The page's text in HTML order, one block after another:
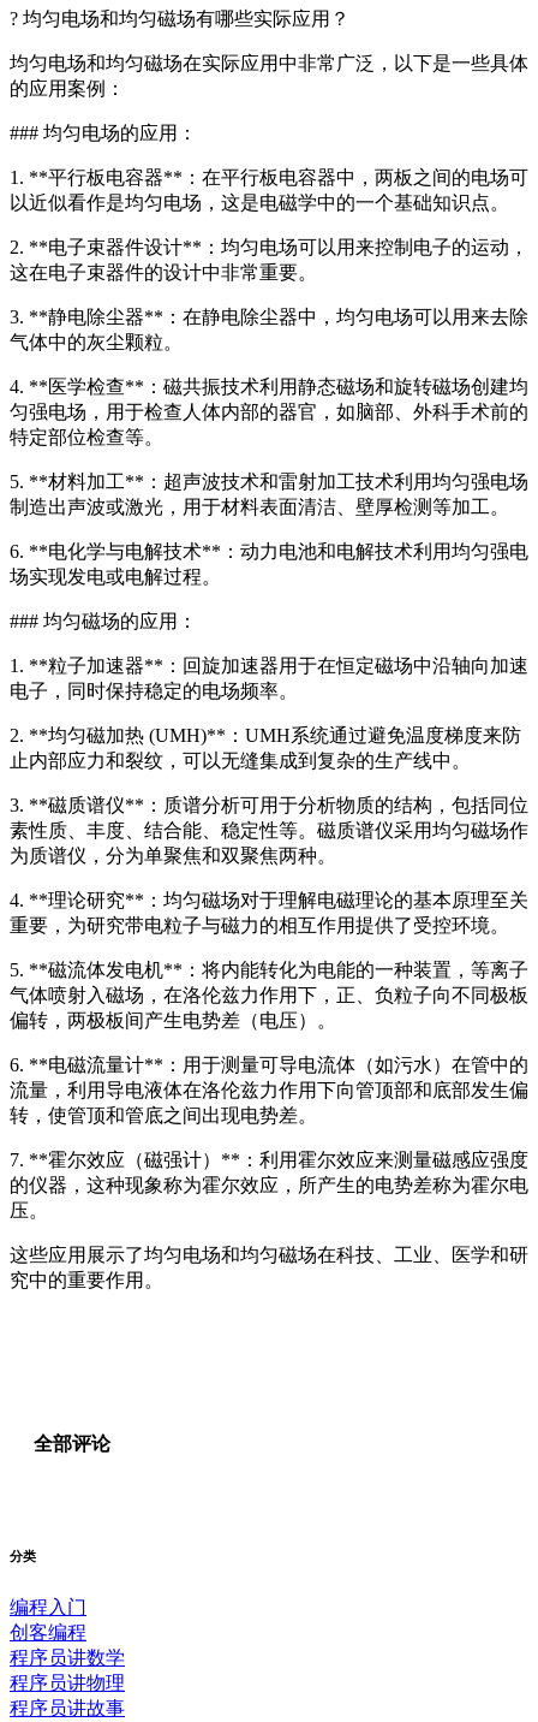
? 均匀电场和均匀磁场有哪些实际应用？
均匀电场和均匀磁场在实际应用中非常广泛，以下是一些具体
的应用案例：
### 均匀电场的应用：
1. **平行板电容器**：在平行板电容器中，两板之间的电场可
以近似看作是均匀电场，这是电磁学中的一个基础知识点。
2. **电子束器件设计**：均匀电场可以用来控制电子的运动，
这在电子束器件的设计中非常重要。
3. **静电除尘器**：在静电除尘器中，均匀电场可以用来去除
气体中的灰尘颗粒。
4. **医学检查**：磁共振技术利用静态磁场和旋转磁场创建均
匀强电场，用于检查人体内部的器官，如脑部、外科手术前的
特定部位检查等。
5. **材料加工**：超声波技术和雷射加工技术利用均匀强电场
制造出声波或激光，用于材料表面清洁、壁厚检测等加工。
6. **电化学与电解技术**：动力电池和电解技术利用均匀强电
场实现发电或电解过程。
### 均匀磁场的应用：
1. **粒子加速器**：回旋加速器用于在恒定磁场中沿轴向加速
电子，同时保持稳定的电场频率。
2. **均匀磁加热 (UMH)**：UMH系统通过避免温度梯度来防
止内部应力和裂纹，可以无缝集成到复杂的生产线中。
3. **磁质谱仪**：质谱分析可用于分析物质的结构，包括同位
素性质、丰度、结合能、稳定性等。磁质谱仪采用均匀磁场作
为质谱仪，分为单聚焦和双聚焦两种。
4. **理论研究**：均匀磁场对于理解电磁理论的基本原理至关
重要，为研究带电粒子与磁力的相互作用提供了受控环境。
5. **磁流体发电机**：将内能转化为电能的一种装置，等离子
气体喷射入磁场，在洛伦兹力作用下，正、负粒子向不同极板
偏转，两极板间产生电势差（电压）。
6. **电磁流量计**：用于测量可导电流体（如污水）在管中的
流量，利用导电液体在洛伦兹力作用下向管顶部和底部发生偏
转，使管顶和管底之间出现电势差。
7. **霍尔效应（磁强计）**：利用霍尔效应来测量磁感应强度
的仪器，这种现象称为霍尔效应，所产生的电势差称为霍尔电
压。
这些应用展示了均匀电场和均匀磁场在科技、工业、医学和研
究中的重要作用。
全部评论
分类
编程入门
创客编程
程序员讲数学
程序员讲物理
程序员讲故事